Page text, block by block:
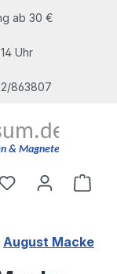
ab 30 €
Uhr
863807
Du hast 0
August Macke